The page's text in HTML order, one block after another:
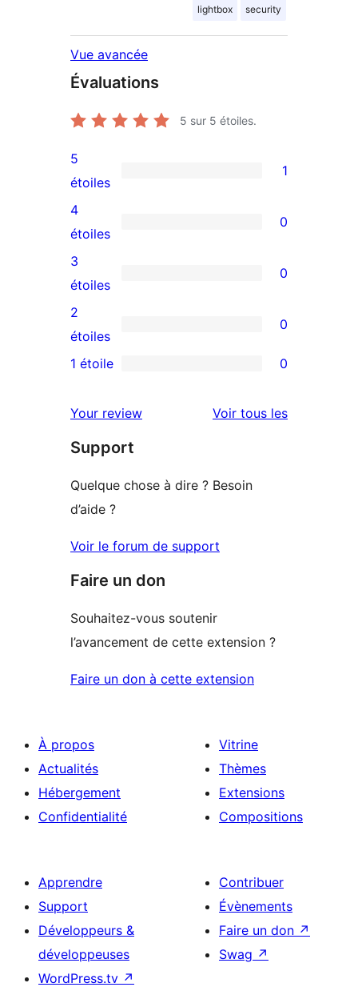
lightbox security
Vue avancée
Évaluations
5 sur 5 étoiles.
1
avis
à
5
étoile
5
étoiles
1
0
avis
à
4
étoile
4
étoiles
0
0
avis
à
3
3
étoiles
0
0
avis
2
2
étoiles
0
à
1
1 étoile 0
Your review Voir tous lesavis
Support
Quelque chose à dire ? Besoin
d’aide ?
Voir le forum de support
Faire un don
Souhaitez-vous soutenir
l’avancement de cette extension ?
Faire un don à cette extension
À propos
Actualités
Hébergement
Confidentialité
Vitrine
Thèmes
Extensions
Compositions
Apprendre
Support
Développeurs &
développeuses
WordPress.tv ↗
Contribuer
Évènements
Faire un don ↗
Swag ↗